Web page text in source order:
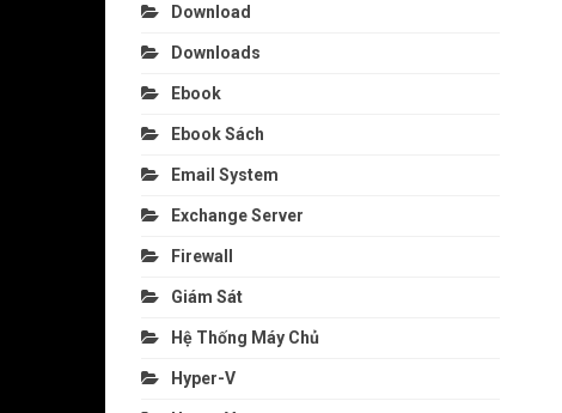
Download
Downloads
Ebook
Ebook Sách
Email System
Exchange Server
Firewall
Giám Sát
Hệ Thống Máy Chủ
Hyper-V